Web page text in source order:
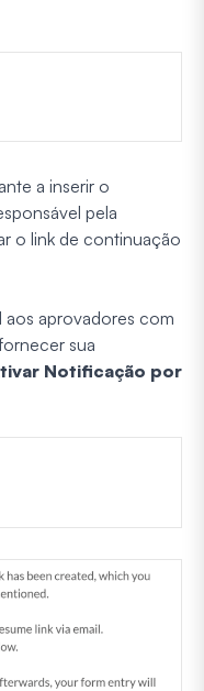
a inserir o
pela
o link de continuação
aprovadores com
sua
Notificação por